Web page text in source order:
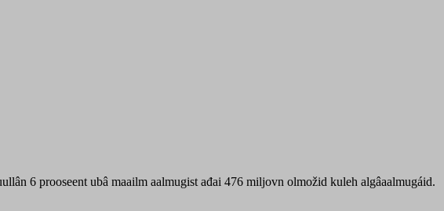
6 prooseent ubâ maailm aalmugist ađai 476 miljovn olmožid kuleh algâaalmugáid.